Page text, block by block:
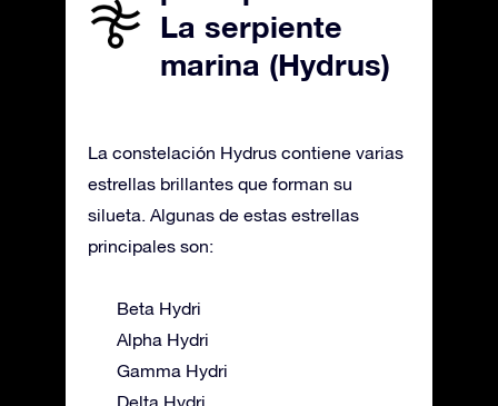
La serpiente
marina (Hydrus)
La constelación Hydrus contiene varias
estrellas brillantes que forman su
silueta. Algunas de estas estrellas
principales son:
Beta Hydri
Alpha Hydri
Gamma Hydri
Delta Hydri